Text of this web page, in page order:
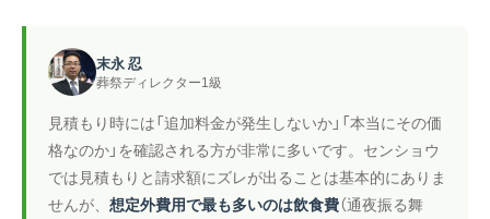
末永 忍
葬祭ディレクター1級
見積もり時には「追加料金が発生しないか」「本当にその価
格なのか」を確認される方が非常に多いです。センショウ
では見積もりと請求額にズレが出ることは基本的にありま
せんが、 想定外費用で最も多いのは飲食費（通夜振る舞